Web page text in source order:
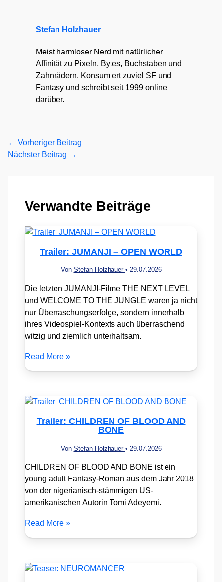
Stefan Holzhauer
Meist harmloser Nerd mit natürlicher
Affinität zu Pixeln, Bytes, Buchstaben und
Zahnrädern. Konsumiert zuviel SF und
Fantasy und schreibt seit 1999 online
darüber.
← Vorheriger Beitrag
Nächster Beitrag →
Verwandte Beiträge
Trailer: JUMANJI – OPEN WORLD
Von Stefan Holzhauer • 29.07.2026
Die letzten JUMANJI-Filme THE NEXT LEVEL
und WELCOME TO THE JUNGLE waren ja nicht
nur Überraschungserfolge, sondern innerhalb
ihres Videospiel-Kontexts auch überraschend
witzig und ziemlich unterhaltsam.
Read More »
Trailer: CHILDREN OF BLOOD AND
BONE
Von Stefan Holzhauer • 29.07.2026
CHILDREN OF BLOOD AND BONE ist ein
young adult Fantasy-Roman aus dem Jahr 2018
von der nigerianisch-stämmigen US-
amerikanischen Autorin Tomi Adeyemi.
Read More »